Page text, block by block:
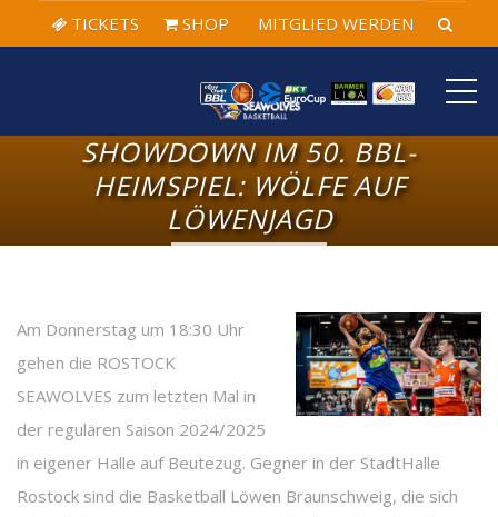
TICKETS SHOP MITGLIED WERDEN
SHOWDOWN IM 50. BBL-
HEIMSPIEL: WÖLFE AUF
LÖWENJAGD
Am Donnerstag um 18:30 Uhr
gehen die ROSTOCK
SEAWOLVES zum letzten Mal in
der regulären Saison 2024/2025
in eigener Halle auf Beutezug. Gegner in der StadtHalle
Rostock sind die Basketball Löwen Braunschweig, die sich